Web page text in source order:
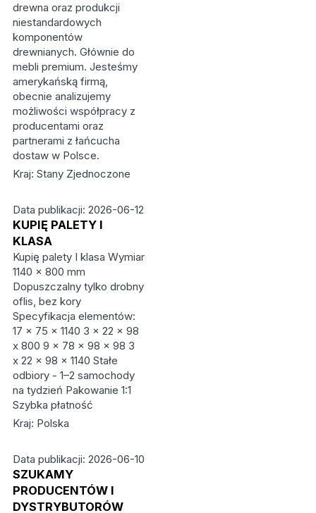
drewna oraz produkcji
niestandardowych
komponentów
drewnianych. Głównie do
mebli premium. Jesteśmy
amerykańską firmą,
obecnie analizujemy
możliwości współpracy z
producentami oraz
partnerami z łańcucha
dostaw w Polsce.
Kraj: Stany Zjednoczone
Data publikacji: 2026-06-12
KUPIĘ PALETY I
KLASA
Kupię palety I klasa Wymiar
1140 x 800 mm
Dopuszczalny tylko drobny
oflis, bez kory
Specyfikacja elementów:
17 x 75 x 1140 3 x 22 x 98
x 800 9 x 78 x 98 x 98 3
x 22 x 98 x 1140 Stałe
odbiory - 1–2 samochody
na tydzień Pakowanie 1:1
Szybka płatność
Kraj: Polska
Data publikacji: 2026-06-10
SZUKAMY
PRODUCENTÓW I
DYSTRYBUTORÓW